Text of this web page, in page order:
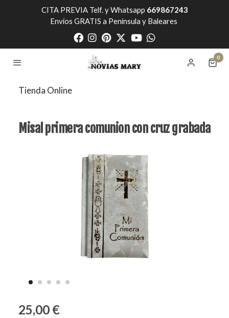
CITA PREVIA Telf. y Whatsapp 669867243
Envíos GRATIS a Península y Baleares
0
Tienda Online
Misal primera comunion con cruz grabada
25,00 €